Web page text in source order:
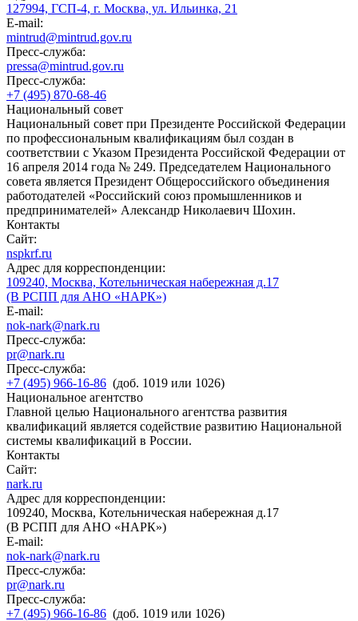
127994, ГСП-4, г. Москва, ул. Ильинка, 21
E-mail:
mintrud@mintrud.gov.ru
Пресс-служба:
pressa@mintrud.gov.ru
Пресс-служба:
+7 (495) 870-68-46
Национальный совет
Национальный совет при Президенте Российской Федерации
по профессиональным квалификациям был создан в
соответствии с Указом Президента Российской Федерации от
16 апреля 2014 года № 249. Председателем Национального
совета является Президент Общероссийского объединения
работодателей «Российский союз промышленников и
предпринимателей» Александр Николаевич Шохин.
Контакты
Сайт:
nspkrf.ru
Адрес для корреспонденции:
109240, Москва, Котельническая набережная д.17
(В РСПП для АНО «НАРК»)
E-mail:
nok-nark@nark.ru
Пресс-служба:
pr@nark.ru
Пресс-служба:
+7 (495) 966-16-86 (доб. 1019 или 1026)
Национальное агентство
Главной целью Национального агентства развития
квалификаций является содействие развитию Национальной
системы квалификаций в России.
Контакты
Сайт:
nark.ru
Адрес для корреспонденции:
109240, Москва, Котельническая набережная д.17
(В РСПП для АНО «НАРК»)
E-mail:
nok-nark@nark.ru
Пресс-служба:
pr@nark.ru
Пресс-служба:
+7 (495) 966-16-86 (доб. 1019 или 1026)